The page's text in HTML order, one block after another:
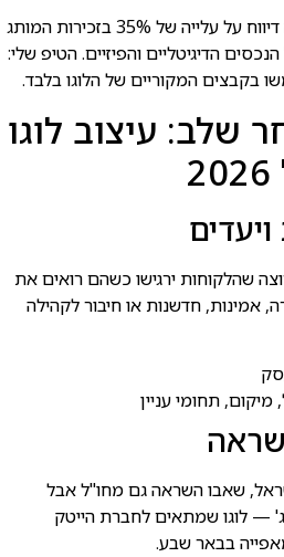
לקוח מעסק מזון מהיר בנתניה דיווח על עלייה של 35% בזכירות המותג
הדיגיטליים והפיזיים. הטיפ שלי:
בקבצים המקוריים של הלוגו בלבד.
שלב: עיצוב לוגו
שהלקוחות ירגישו כשהם רואים את
אמינות, חדשנות או חיבור לקהילה
מיקום, תחומי עניין
שאבו השראה גם מחו"ל אבל
— לוגו שמתאים לחברת הייטק
בבאר שבע.